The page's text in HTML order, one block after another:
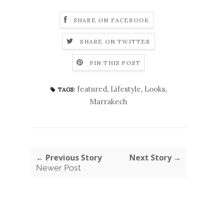
SHARE ON FACEBOOK
SHARE ON TWITTER
PIN THIS POST
TAGS: featured, Lifestyle, Looks,
Marrakech
← Previous Story
Newer Post
Next Story →